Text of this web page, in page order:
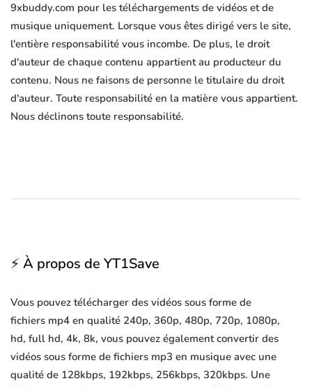
9xbuddy.com pour les téléchargements de vidéos et de
musique uniquement. Lorsque vous êtes dirigé vers le site,
l'entière responsabilité vous incombe. De plus, le droit
d'auteur de chaque contenu appartient au producteur du
contenu. Nous ne faisons de personne le titulaire du droit
d'auteur. Toute responsabilité en la matière vous appartient.
Nous déclinons toute responsabilité.
⚡ À propos de YT1Save
Vous pouvez télécharger des vidéos sous forme de
fichiers mp4 en qualité 240p, 360p, 480p, 720p, 1080p,
hd, full hd, 4k, 8k, vous pouvez également convertir des
vidéos sous forme de fichiers mp3 en musique avec une
qualité de 128kbps, 192kbps, 256kbps, 320kbps. Une